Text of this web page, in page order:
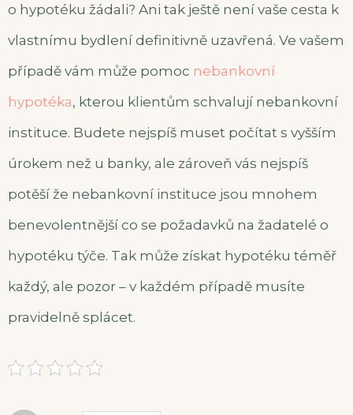
o hypotéku žádali? Ani tak ještě není vaše cesta k
vlastnímu bydlení definitivně uzavřená. Ve vašem
případě vám může pomoc nebankovní
hypotéka, kterou klientům schvalují nebankovní
instituce. Budete nejspíš muset počítat s vyšším
úrokem než u banky, ale zároveň vás nejspíš
potěší že nebankovní instituce jsou mnohem
benevolentnější co se požadavků na žadatelé o
hypotéku týče. Tak může získat hypotéku téměř
každý, ale pozor – v každém případě musíte
pravidelně splácet.